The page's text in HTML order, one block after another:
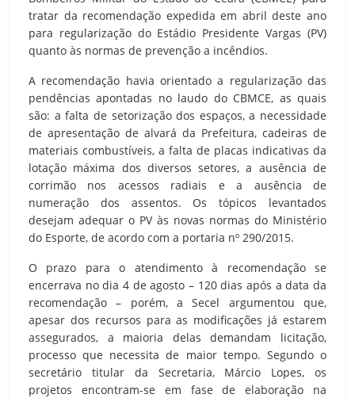
tratar da recomendação expedida em abril deste ano
para regularização do Estádio Presidente Vargas (PV)
quanto às normas de prevenção a incêndios.
A recomendação havia orientado a regularização das
pendências apontadas no laudo do CBMCE, as quais
são: a falta de setorização dos espaços, a necessidade
de apresentação de alvará da Prefeitura, cadeiras de
materiais combustíveis, a falta de placas indicativas da
lotação máxima dos diversos setores, a ausência de
corrimão nos acessos radiais e a ausência de
numeração dos assentos. Os tópicos levantados
desejam adequar o PV às novas normas do Ministério
do Esporte, de acordo com a portaria nº 290/2015.
O prazo para o atendimento à recomendação se
encerrava no dia 4 de agosto – 120 dias após a data da
recomendação – porém, a Secel argumentou que,
apesar dos recursos para as modificações já estarem
assegurados, a maioria delas demandam licitação,
processo que necessita de maior tempo. Segundo o
secretário titular da Secretaria, Márcio Lopes, os
projetos encontram-se em fase de elaboração na